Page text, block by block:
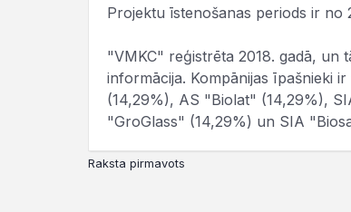
Projektu īstenošanas periods ir no
"VMKC" reģistrēta 2018. gadā, un
informācija. Kompānijas īpašnieki
(14,29%), AS "Biolat" (14,29%),
"GroGlass" (14,29%) un SIA
Raksta pirmavots